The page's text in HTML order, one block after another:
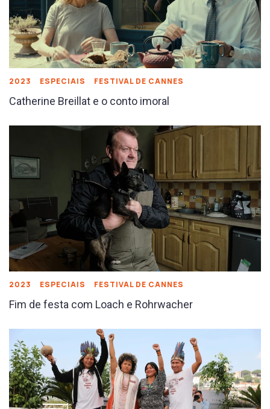
2023 ESPECIAIS FESTIVAL DE CANNES
Catherine Breillat e o conto imoral
2023 ESPECIAIS FESTIVAL DE CANNES
Fim de festa com Loach e Rohrwacher